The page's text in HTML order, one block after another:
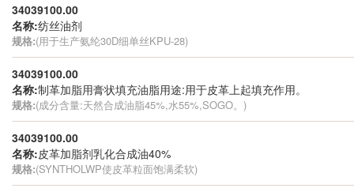
34039100.00
名称:纺丝油剂
规格:(用于生产氨纶30D细单丝KPU-28)
34039100.00
名称:制革加脂用膏状填充油脂用途:用于皮革上起填充作用。
规格:(成分含量:天然合成油脂45%,水55%,SOGO。)
34039100.00
名称:皮革加脂剂乳化合成油40%
规格:(SYNTHOLWP使皮革粒面饱满柔软)